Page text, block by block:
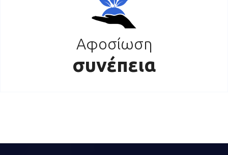
Αφοσίωση
συνέπεια